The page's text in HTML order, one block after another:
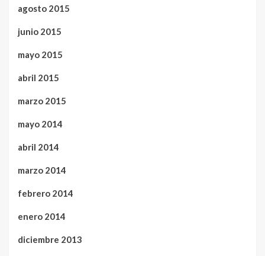
agosto 2015
junio 2015
mayo 2015
abril 2015
marzo 2015
mayo 2014
abril 2014
marzo 2014
febrero 2014
enero 2014
diciembre 2013